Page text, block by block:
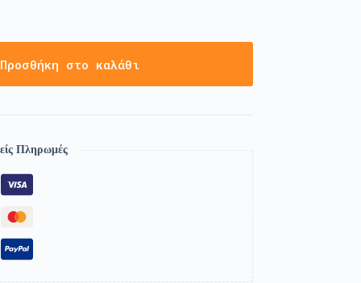
Προσθήκη στο καλάθι
Πληρωμές